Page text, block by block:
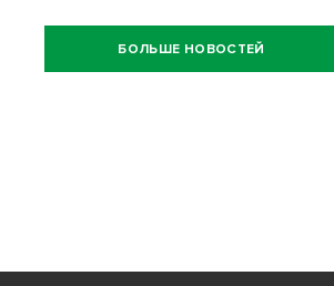
БОЛЬШЕ НОВОСТЕЙ